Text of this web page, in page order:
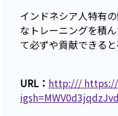
インドネシア人特有
なトレーニングを積
て必ずや貢献できると
URL： http:/// https://